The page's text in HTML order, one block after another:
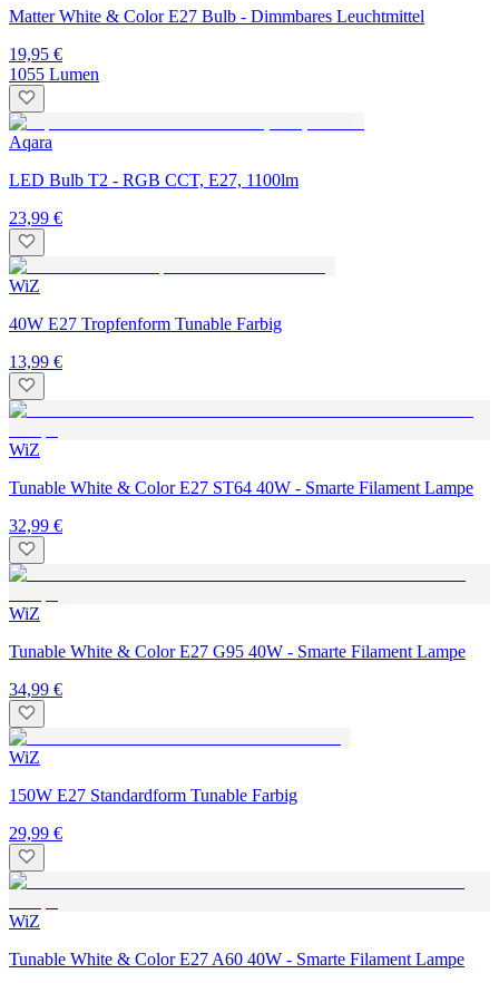
Matter White & Color E27 Bulb - Dimmbares Leuchtmittel
19,95 €
1055 Lumen
Aqara
LED Bulb T2 - RGB CCT, E27, 1100lm
23,99 €
WiZ
40W E27 Tropfenform Tunable Farbig
13,99 €
WiZ
Tunable White & Color E27 ST64 40W - Smarte Filament Lampe
32,99 €
WiZ
Tunable White & Color E27 G95 40W - Smarte Filament Lampe
34,99 €
WiZ
150W E27 Standardform Tunable Farbig
29,99 €
WiZ
Tunable White & Color E27 A60 40W - Smarte Filament Lampe